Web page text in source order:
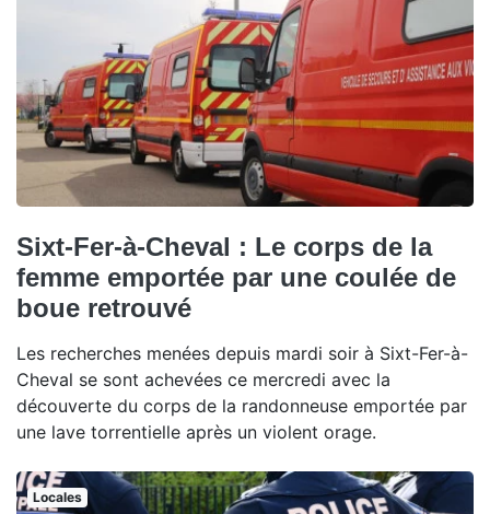
Sixt-Fer-à-Cheval : Le corps de la
femme emportée par une coulée de
boue retrouvé
Les recherches menées depuis mardi soir à Sixt-Fer-à-
Cheval se sont achevées ce mercredi avec la
découverte du corps de la randonneuse emportée par
une lave torrentielle après un violent orage.
Locales